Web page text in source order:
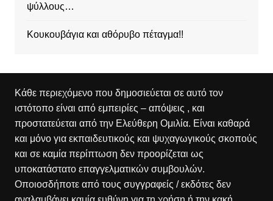
ψύλλους…
Κουκουβάγια και αθόρυβο πέταγμα!!
Κάθε περιεχόμενο που δημοσιεύεται σε αυτό τον
ιστότοπο είναι από εμπειρίες – απόψεις , και
προστατεύεται από την Ελεύθερη Ομιλία. Είναι καθαρά
και μόνο για εκπαιδευτικούς και ψυχαγωγικούς σκοπούς
και σε καμία περίπτωση δεν προορίζεται ως
υποκατάστατο επαγγελματικών συμβουλών.
Οποιοσδήποτε από τους συγγραφείς / εκδότες δεν